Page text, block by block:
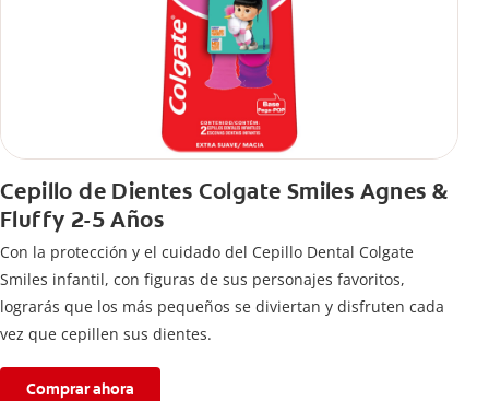
Cepillo de Dientes Colgate Smiles Agnes &
Fluffy 2-5 Años
Con la protección y el cuidado del Cepillo Dental Colgate
Smiles infantil, con figuras de sus personajes favoritos,
lograrás que los más pequeños se diviertan y disfruten cada
vez que cepillen sus dientes.
Comprar ahora